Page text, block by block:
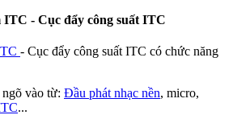
- Cục đẩy công suất ITC
- Cục đẩy công suất ITC có chức năng
vào từ: Đầu phát nhạc nền, micro,
...